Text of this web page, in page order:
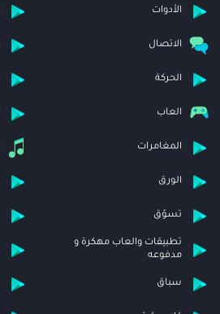
الأدوات
الاتصال
الحركة
العاب
المغامرات
الورق
تسوّق
تطبيقات والعاب مهكرة و
مدفوعه
سباق